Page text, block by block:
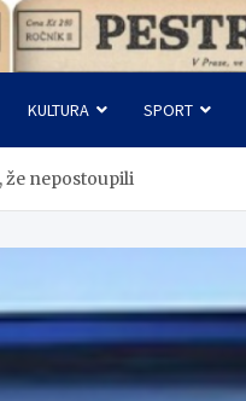
KULTURA SPORT
že nepostoupili